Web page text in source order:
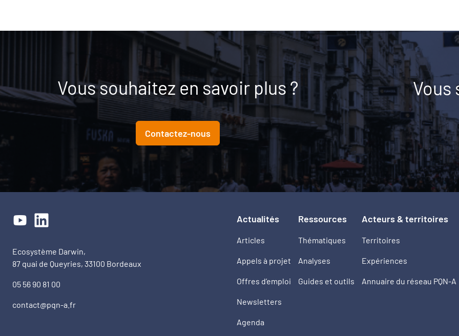
Vous souhaitez en savoir plus ?
Contactez-nous
Vous
Ecosystème Darwin,
87 quai de Queyries, 33100 Bordeaux
05 56 90 81 00
contact@pqn-a.fr
Actualités
Articles
Appels à projet
Offres d’emploi
Newsletters
Agenda
Ressources
Thématiques
Analyses
Guides et outils
Acteurs & territoires
Territoires
Expériences
Annuaire du réseau PQN-A